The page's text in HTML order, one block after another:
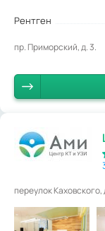
Рентген
пр. Приморский, д. 3.
переулок Каховского,